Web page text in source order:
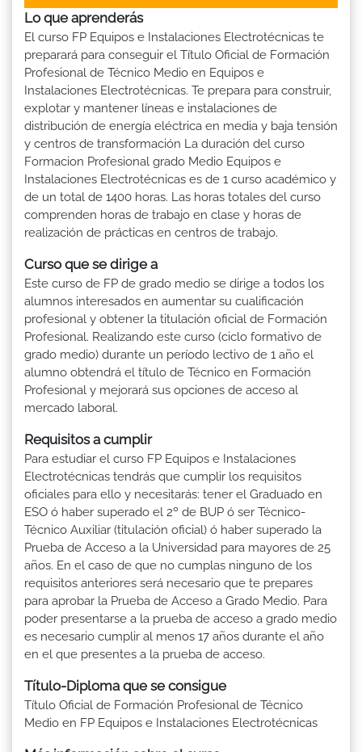
Lo que aprenderás
El curso FP Equipos e Instalaciones Electrotécnicas te
preparará para conseguir el Título Oficial de Formación
Profesional de Técnico Medio en Equipos e
Instalaciones Electrotécnicas. Te prepara para construir,
explotar y mantener líneas e instalaciones de
distribución de energía eléctrica en media y baja tensión
y centros de transformación La duración del curso
Formacion Profesional grado Medio Equipos e
Instalaciones Electrotécnicas es de 1 curso académico y
de un total de 1400 horas. Las horas totales del curso
comprenden horas de trabajo en clase y horas de
realización de prácticas en centros de trabajo.
Curso que se dirige a
Este curso de FP de grado medio se dirige a todos los
alumnos interesados en aumentar su cualificación
profesional y obtener la titulación oficial de Formación
Profesional. Realizando este curso (ciclo formativo de
grado medio) durante un período lectivo de 1 año el
alumno obtendrá el título de Técnico en Formación
Profesional y mejorará sus opciones de acceso al
mercado laboral.
Requisitos a cumplir
Para estudiar el curso FP Equipos e Instalaciones
Electrotécnicas tendrás que cumplir los requisitos
oficiales para ello y necesitarás: tener el Graduado en
ESO ó haber superado el 2º de BUP ó ser Técnico-
Técnico Auxiliar (titulación oficial) ó haber superado la
Prueba de Acceso a la Universidad para mayores de 25
años. En el caso de que no cumplas ninguno de los
requisitos anteriores será necesario que te prepares
para aprobar la Prueba de Acceso a Grado Medio. Para
poder presentarse a la prueba de acceso a grado medio
es necesario cumplir al menos 17 años durante el año
en el que presentes a la prueba de acceso.
Título-Diploma que se consigue
Título Oficial de Formación Profesional de Técnico
Medio en FP Equipos e Instalaciones Electrotécnicas